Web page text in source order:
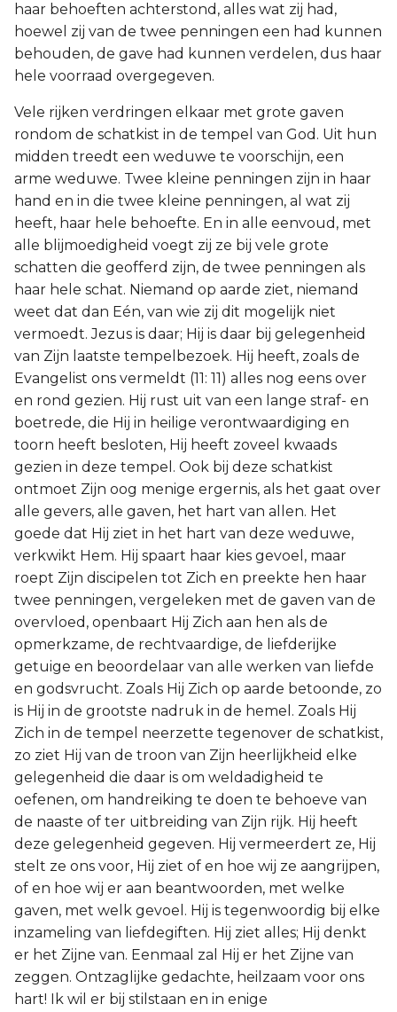
haar behoeften achterstond, alles wat zij had,
hoewel zij van de twee penningen een had kunnen
behouden, de gave had kunnen verdelen, dus haar
hele voorraad overgegeven.
Vele rijken verdringen elkaar met grote gaven
rondom de schatkist in de tempel van God. Uit hun
midden treedt een weduwe te voorschijn, een
arme weduwe. Twee kleine penningen zijn in haar
hand en in die twee kleine penningen, al wat zij
heeft, haar hele behoefte. En in alle eenvoud, met
alle blijmoedigheid voegt zij ze bij vele grote
schatten die geofferd zijn, de twee penningen als
haar hele schat. Niemand op aarde ziet, niemand
weet dat dan Eén, van wie zij dit mogelijk niet
vermoedt. Jezus is daar; Hij is daar bij gelegenheid
van Zijn laatste tempelbezoek. Hij heeft, zoals de
Evangelist ons vermeldt (11: 11) alles nog eens over
en rond gezien. Hij rust uit van een lange straf- en
boetrede, die Hij in heilige verontwaardiging en
toorn heeft besloten, Hij heeft zoveel kwaads
gezien in deze tempel. Ook bij deze schatkist
ontmoet Zijn oog menige ergernis, als het gaat over
alle gevers, alle gaven, het hart van allen. Het
goede dat Hij ziet in het hart van deze weduwe,
verkwikt Hem. Hij spaart haar kies gevoel, maar
roept Zijn discipelen tot Zich en preekte hen haar
twee penningen, vergeleken met de gaven van de
overvloed, openbaart Hij Zich aan hen als de
opmerkzame, de rechtvaardige, de liefderijke
getuige en beoordelaar van alle werken van liefde
en godsvrucht. Zoals Hij Zich op aarde betoonde, zo
is Hij in de grootste nadruk in de hemel. Zoals Hij
Zich in de tempel neerzette tegenover de schatkist,
zo ziet Hij van de troon van Zijn heerlijkheid elke
gelegenheid die daar is om weldadigheid te
oefenen, om handreiking te doen te behoeve van
de naaste of ter uitbreiding van Zijn rijk. Hij heeft
deze gelegenheid gegeven. Hij vermeerdert ze, Hij
stelt ze ons voor, Hij ziet of en hoe wij ze aangrijpen,
of en hoe wij er aan beantwoorden, met welke
gaven, met welk gevoel. Hij is tegenwoordig bij elke
inzameling van liefdegiften. Hij ziet alles; Hij denkt
er het Zijne van. Eenmaal zal Hij er het Zijne van
zeggen. Ontzaglijke gedachte, heilzaam voor ons
hart! Ik wil er bij stilstaan en in enige